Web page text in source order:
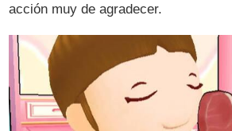
acción muy de agradecer.